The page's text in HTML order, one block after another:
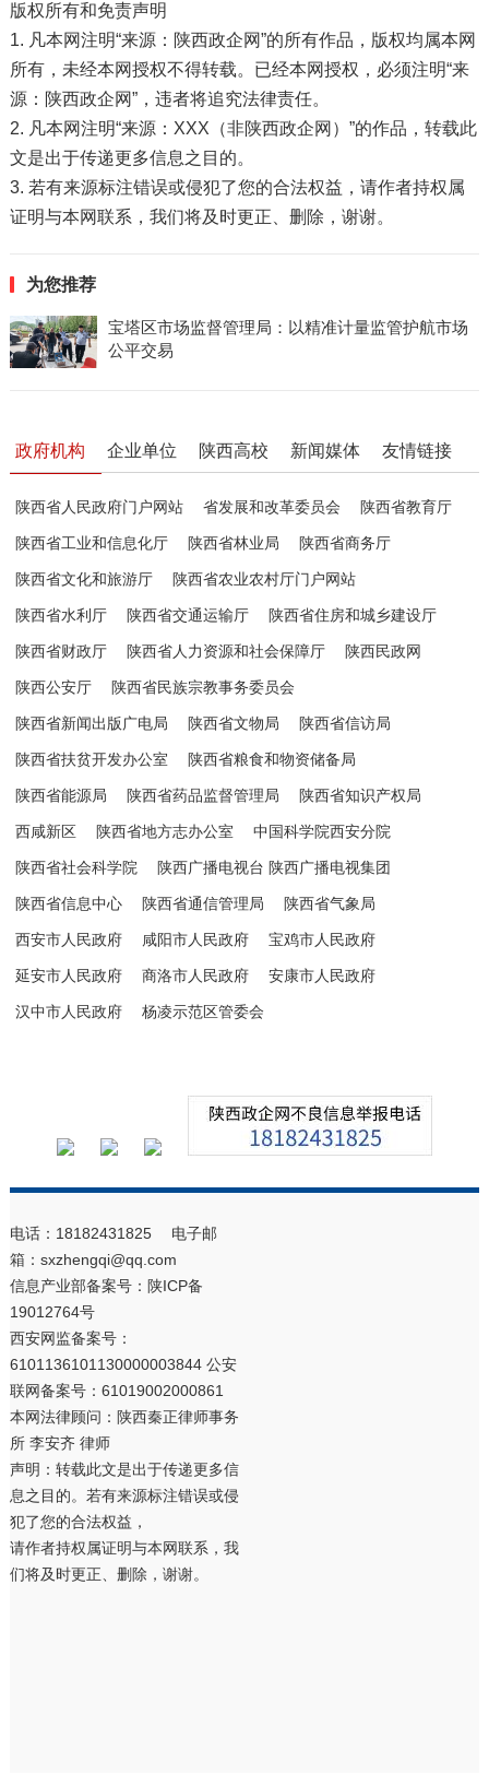
版权所有和免责声明
1. 凡本网注明“来源：陕西政企网”的所有作品，版权均属本网
所有，未经本网授权不得转载。已经本网授权，必须注明“来
源：陕西政企网”，违者将追究法律责任。
2. 凡本网注明“来源：XXX（非陕西政企网）”的作品，转载此
文是出于传递更多信息之目的。
3. 若有来源标注错误或侵犯了您的合法权益，请作者持权属
证明与本网联系，我们将及时更正、删除，谢谢。
为您推荐
宝塔区市场监督管理局：以精准计量监管护航市场
公平交易
政府机构 企业单位 陕西高校 新闻媒体 友情链接
陕西省人民政府门户网站 省发展和改革委员会 陕西省教育厅
陕西省工业和信息化厅 陕西省林业局 陕西省商务厅
陕西省文化和旅游厅 陕西省农业农村厅门户网站
陕西省水利厅 陕西省交通运输厅 陕西省住房和城乡建设厅
陕西省财政厅 陕西省人力资源和社会保障厅 陕西民政网
陕西公安厅 陕西省民族宗教事务委员会
陕西省新闻出版广电局 陕西省文物局 陕西省信访局
陕西省扶贫开发办公室 陕西省粮食和物资储备局
陕西省能源局 陕西省药品监督管理局 陕西省知识产权局
西咸新区 陕西省地方志办公室 中国科学院西安分院
陕西省社会科学院 陕西广播电视台 陕西广播电视集团
陕西省信息中心 陕西省通信管理局 陕西省气象局
西安市人民政府 咸阳市人民政府 宝鸡市人民政府
延安市人民政府 商洛市人民政府 安康市人民政府
汉中市人民政府 杨凌示范区管委会
电话：18182431825 电子邮
箱：sxzhengqi@qq.com
信息产业部备案号： 陕ICP备
19012764号
西安网监备案号：
6101136101130000003844 公安
联网备案号：61019002000861
本网法律顾问：陕西秦正律师事务
所 李安齐 律师
声明：转载此文是出于传递更多信
息之目的。若有来源标注错误或侵
犯了您的合法权益，
请作者持权属证明与本网联系，我
们将及时更正、删除，谢谢。